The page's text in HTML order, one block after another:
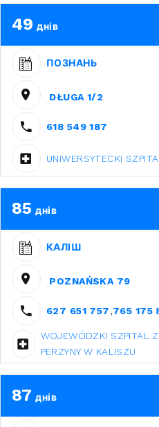
49 днів
ПОЗНАНЬ
DŁUGA 1/2
618 549 187
UNIWERSYTECKI
85 днів
КАЛІШ
POZNAŃSKA 79
627 651 757,765 175
WOJEWÓDZKI SZPITAL
PERZYNY W KALISZU
87 днів